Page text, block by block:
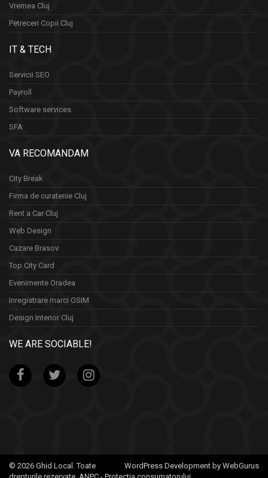
Vremea Cluj
Petreceri Copii Cluj
IT & TECH
Servicii SEO
Payroll
Software services
SFA
VA RECOMANDAM
City Break
Firma de curatenie Cluj
Rent a Car Cluj
Web Design
Cazare Brasov
Top City Card
Evenimente Oradea
Inregistrare marci OSIM
Design Interior Cluj
WE ARE SOCIABLE!
WordPress Development by WebGurus
© 2026 Ghid Local. Toate